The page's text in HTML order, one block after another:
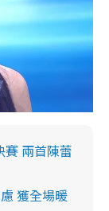
賽 兩首陳蕾
獲全場暖